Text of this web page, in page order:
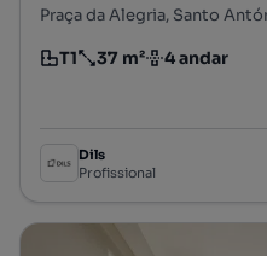
Praça da Alegria, Santo
Tipologia
T1
Preço por metro quadrado
37 m²
Andar 4 andar
Dils
Profissional